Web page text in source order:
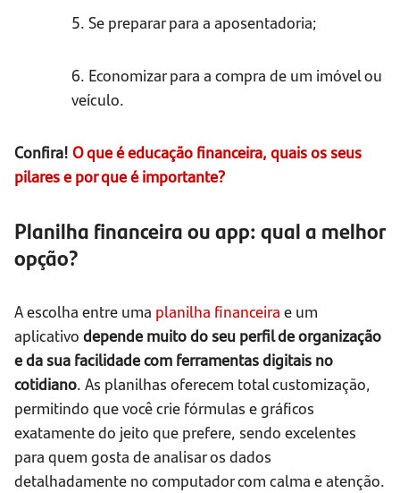
5. Se preparar para a aposentadoria;
6. Economizar para a compra de um imóvel ou
veículo.
Confira! O que é educação financeira, quais os seus
pilares e por que é importante?
Planilha financeira ou app: qual a melhor
opção?
A escolha entre uma planilha financeira e um
aplicativo depende muito do seu perfil de organização
e da sua facilidade com ferramentas digitais no
cotidiano. As planilhas oferecem total customização,
permitindo que você crie fórmulas e gráficos
exatamente do jeito que prefere, sendo excelentes
para quem gosta de analisar os dados
detalhadamente no computador com calma e atenção.